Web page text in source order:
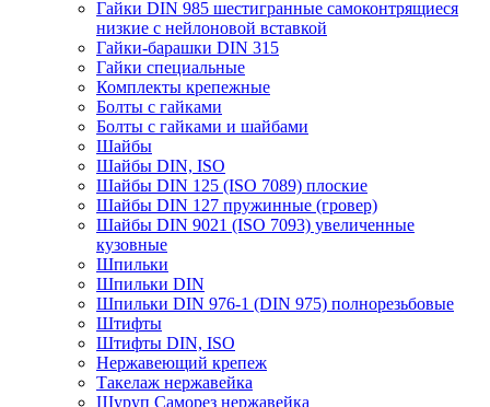
Гайки DIN 985 шестигранные самоконтрящиеся
низкие с нейлоновой вставкой
Гайки-барашки DIN 315
Гайки специальные
Комплекты крепежные
Болты с гайками
Болты с гайками и шайбами
Шайбы
Шайбы DIN, ISO
Шайбы DIN 125 (ISO 7089) плоские
Шайбы DIN 127 пружинные (гровер)
Шайбы DIN 9021 (ISO 7093) увеличенные
кузовные
Шпильки
Шпильки DIN
Шпильки DIN 976-1 (DIN 975) полнорезьбовые
Штифты
Штифты DIN, ISO
Нержавеющий крепеж
Такелаж нержавейка
Шуруп Саморез нержавейка